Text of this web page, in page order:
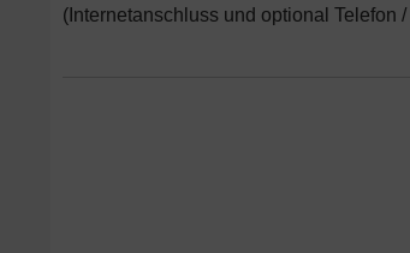
(Internetanschluss und optional Telefon /